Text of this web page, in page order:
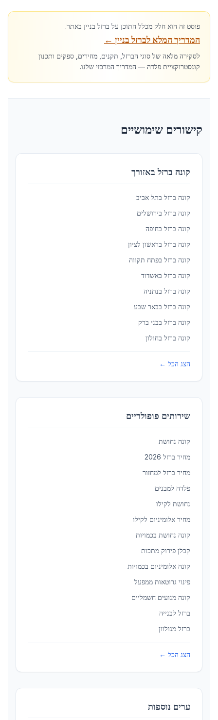
פוסט זה הוא חלק מכלל התוכן על ברזל בניין באתר.
המדריך המלא לברזל בניין ←
לסקירה מלאה של סוגי הברזל, תקנים, מחירים, ספקים ותכנון
קונסטרוקציית פלדה — המדריך המרכזי שלנו.
קישורים שימושיים
קונה ברזל באזורך
קונה ברזל בתל אביב
קונה ברזל בירושלים
קונה ברזל בחיפה
קונה ברזל בראשון לציון
קונה ברזל בפתח תקווה
קונה ברזל באשדוד
קונה ברזל בנתניה
קונה ברזל בבאר שבע
קונה ברזל בבני ברק
קונה ברזל בחולון
הצג הכל ←
שירותים פופולריים
קונה נחושת
מחיר ברזל 2026
מחיר ברזל למחזור
פלדה למבנים
נחושת לקילו
מחיר אלומיניום לקילו
קונה נחושת בכמויות
קבלן פירוק מתכות
קונה אלומיניום בכמויות
פינוי גרוטאות ממפעל
קונה מנועים חשמליים
ברזל לבנייה
ברזל מגולוון
הצג הכל ←
ערים נוספות